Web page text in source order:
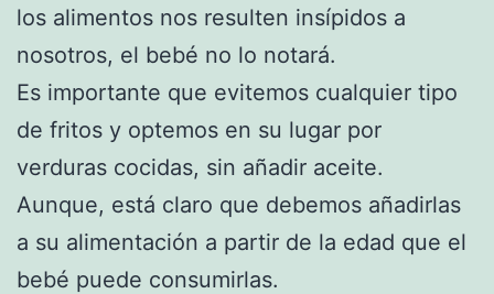
los alimentos nos resulten insípidos a
nosotros, el bebé no lo notará.
Es importante que evitemos cualquier tipo
de fritos y optemos en su lugar por
verduras cocidas, sin añadir aceite.
Aunque, está claro que debemos añadirlas
a su alimentación a partir de la edad que el
bebé puede consumirlas.